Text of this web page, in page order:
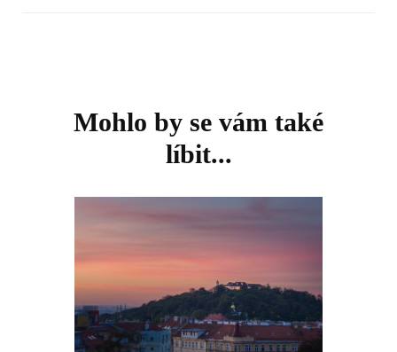
Mohlo by se vám také
líbit...